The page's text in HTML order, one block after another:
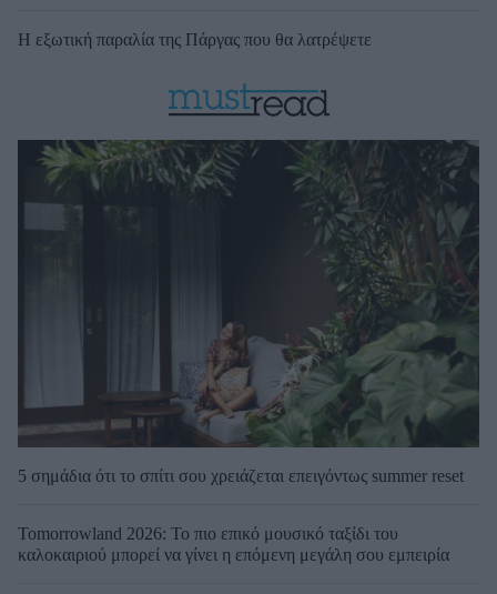
Η εξωτική παραλία της Πάργας που θα λατρέψετε
5 σημάδια ότι το σπίτι σου χρειάζεται επειγόντως summer reset
Tomorrowland 2026: Το πιο επικό μουσικό ταξίδι του
καλοκαιριού μπορεί να γίνει η επόμενη μεγάλη σου εμπειρία